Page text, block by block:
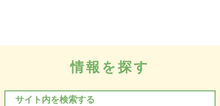
情報を探す
サイト内を検索する